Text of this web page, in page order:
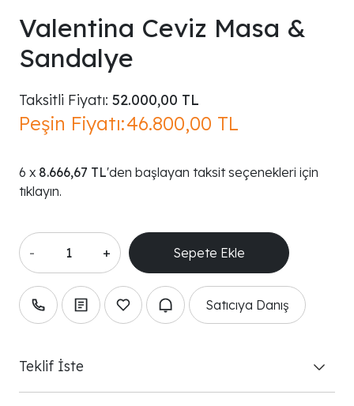
Valentina Ceviz Masa &
Sandalye
Taksitli Fiyatı: 52.000,00 TL
Peşin Fiyatı:46.800,00 TL
8.666,67 TL'den başlayan taksit seçenekleri için
tıklayın.
- +
Satıcıya Danış
Teklif İste